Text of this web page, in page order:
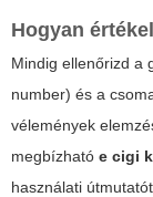
Hogyan
Mindig ellenőrizd a
number) és a
vélemények
megbízható e cigi
használati